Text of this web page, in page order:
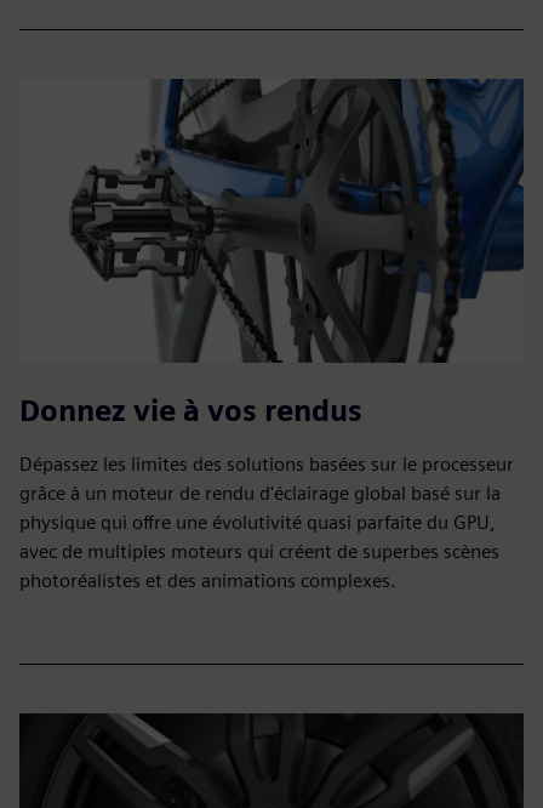
Donnez vie à vos rendus
Dépassez les limites des solutions basées sur le processeur
grâce à un moteur de rendu d'éclairage global basé sur la
physique qui offre une évolutivité quasi parfaite du GPU,
avec de multiples moteurs qui créent de superbes scènes
photoréalistes et des animations complexes.